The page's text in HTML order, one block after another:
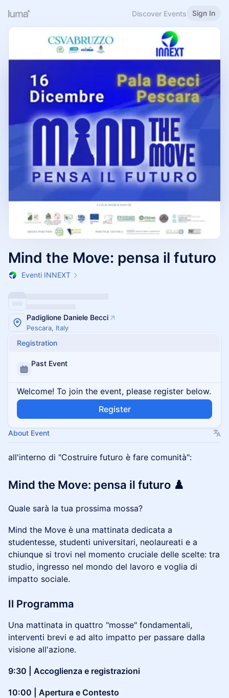
Discover Events Sign In
Mind the Move: pensa il futuro
Eventi INNEXT
Padiglione Daniele Becci
Pescara, Italy
Registration
Past Event
Welcome! To join the event, please register below.
Register
About Event
all'interno di "Costruire futuro è fare comunità":
Mind the Move: pensa il futuro ♟️
Quale sarà la tua prossima mossa?
Mind the Move è una mattinata dedicata a
studentesse, studenti universitari, neolaureati e a
chiunque si trovi nel momento cruciale delle scelte: tra
studio, ingresso nel mondo del lavoro e voglia di
impatto sociale.
Il Programma
Una mattinata in quattro "mosse" fondamentali,
interventi brevi e ad alto impatto per passare dalla
visione all'azione.
9:30 | Accoglienza e registrazioni
10:00 | Apertura e Contesto